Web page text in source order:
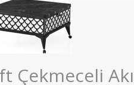
Çekmeceli